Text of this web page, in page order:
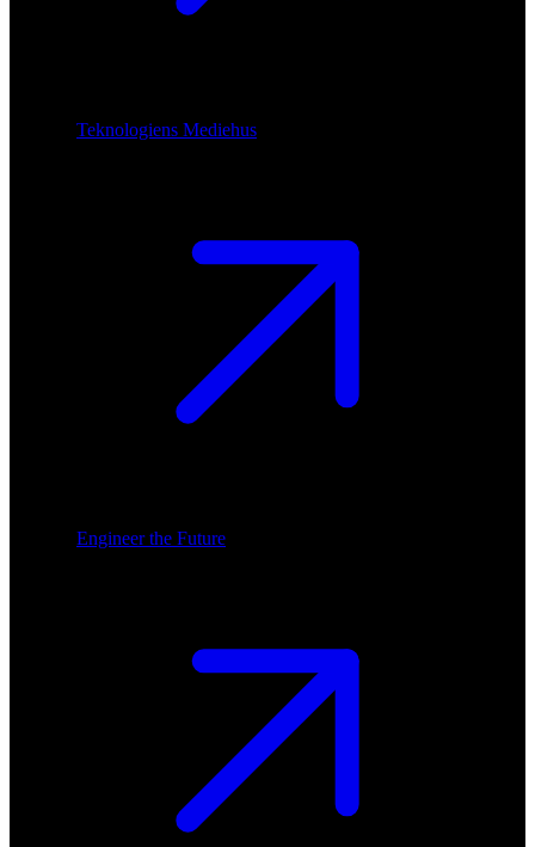
Teknologiens Mediehus
Engineer the Future